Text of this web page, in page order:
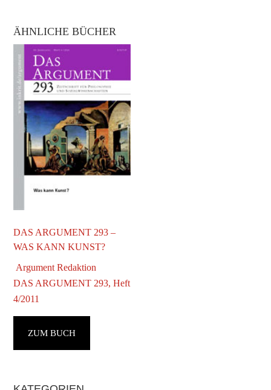
ÄHNLICHE BÜCHER
DAS ARGUMENT 293 –
WAS KANN KUNST?
Argument Redaktion
DAS ARGUMENT 293, Heft
4/2011
ZUM BUCH